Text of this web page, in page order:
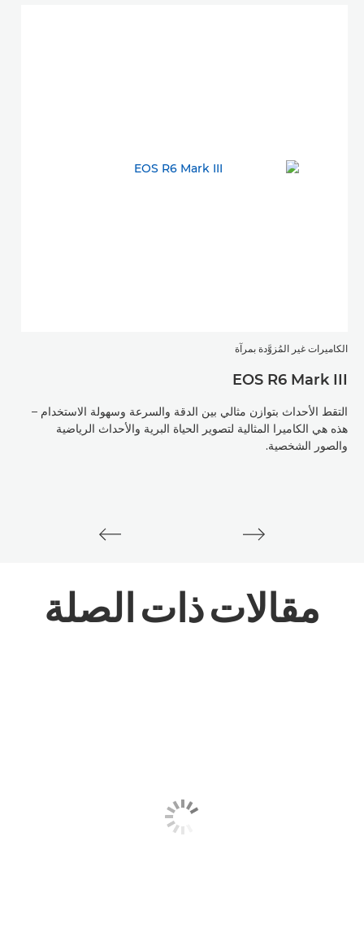
الكاميرات غير المُزوَّدة بمرآة
EOS R6 Mark III
التقط الأحداث بتوازن مثالي بين الدقة والسرعة وسهولة الاستخدام –
هذه هي الكاميرا المثالية لتصوير الحياة البرية والأحداث الرياضية
والصور الشخصية.
مقالات ذات الصلة